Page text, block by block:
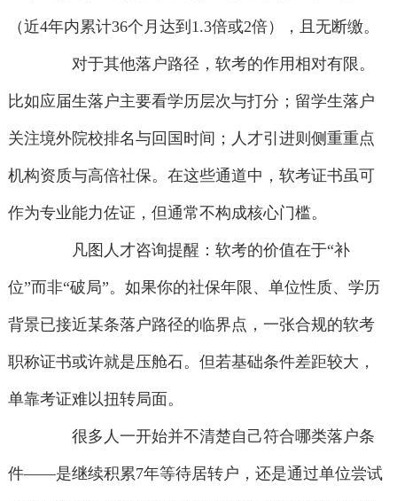
（近4年内累计36个月达到1.3倍或2倍），且无断缴。
对于其他落户路径，软考的作用相对有限。
比如应届生落户主要看学历层次与打分；留学生落户
关注境外院校排名与回国时间；人才引进则侧重重点
机构资质与高倍社保。在这些通道中，软考证书虽可
作为专业能力佐证，但通常不构成核心门槛。
凡图人才咨询提醒：软考的价值在于“补
位”而非“破局”。如果你的社保年限、单位性质、学历
背景已接近某条落户路径的临界点，一张合规的软考
职称证书或许就是压舱石。但若基础条件差距较大，
单靠考证难以扭转局面。
很多人一开始并不清楚自己符合哪类落户条
件——是继续积累7年等待居转户，还是通过单位尝试